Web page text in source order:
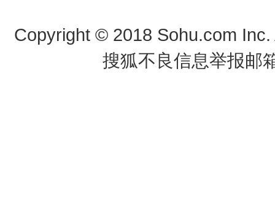
Copyright © 2018 Sohu.com
搜狐不良信息举报邮